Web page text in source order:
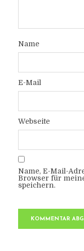
Name
E-Mail
Webseite
Name, E-Mail-
Browser für
speichern.